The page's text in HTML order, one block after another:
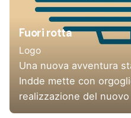
Fuori rotta
Logo
Una nuova avventura
Indde mette con
realizzazione del